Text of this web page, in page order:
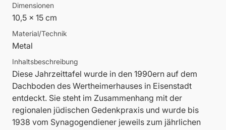
Dimensionen
10,5 x 15 cm
Material/Technik
Metal
Inhaltsbeschreibung
Diese Jahrzeittafel wurde in den 1990ern auf dem
Dachboden des Wertheimerhauses in Eisenstadt
entdeckt. Sie steht im Zusammenhang mit der
regionalen jüdischen Gedenkpraxis und wurde bis
1938 vom Synagogendiener jeweils zum jährlichen